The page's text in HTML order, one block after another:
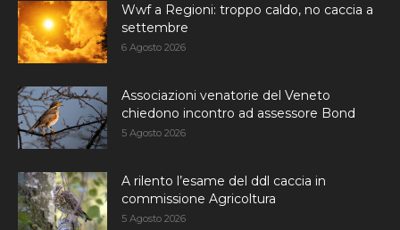
Wwf a Regioni: troppo caldo, no caccia a
settembre
6 Agosto 2026
Associazioni venatorie del Veneto
chiedono incontro ad assessore Bond
5 Agosto 2026
A rilento l’esame del ddl caccia in
commissione Agricoltura
5 Agosto 2026